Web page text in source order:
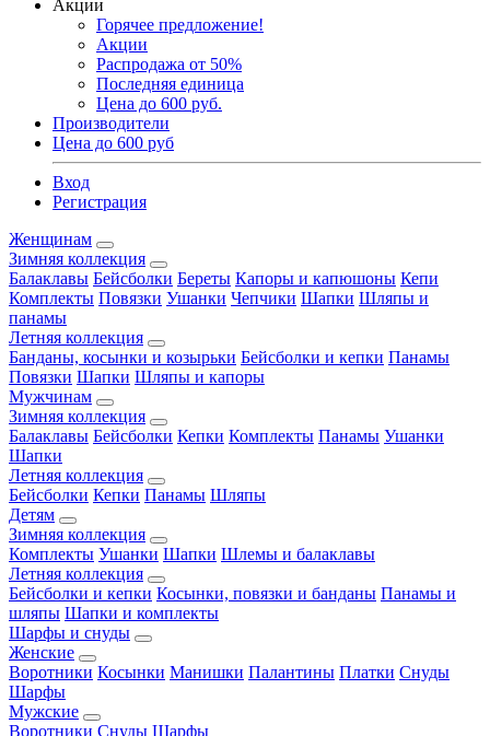
Акции
Горячее предложение!
Акции
Распродажа от 50%
Последняя единица
Цена до 600 руб.
Производители
Цена до 600 руб
Вход
Регистрация
Женщинам
Зимняя коллекция
Балаклавы Бейсболки Береты Капоры и капюшоны Кепи
Комплекты Повязки Ушанки Чепчики Шапки Шляпы и
панамы
Летняя коллекция
Банданы, косынки и козырьки Бейсболки и кепки Панамы
Повязки Шапки Шляпы и капоры
Мужчинам
Зимняя коллекция
Балаклавы Бейсболки Кепки Комплекты Панамы Ушанки
Шапки
Летняя коллекция
Бейсболки Кепки Панамы Шляпы
Детям
Зимняя коллекция
Комплекты Ушанки Шапки Шлемы и балаклавы
Летняя коллекция
Бейсболки и кепки Косынки, повязки и банданы Панамы и
шляпы Шапки и комплекты
Шарфы и снуды
Женские
Воротники Косынки Манишки Палантины Платки Снуды
Шарфы
Мужские
Воротники Снуды Шарфы